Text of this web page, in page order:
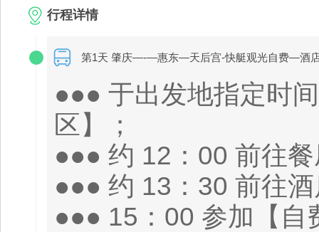
行程详情
第1天 肇庆—-—惠东—天后宫-快艇观光自费—酒
●●● 于出发地指定时
区】；
●●● 约 12：00 前往
●●● 约 13：30 前往
●●● 15：00 参加【自